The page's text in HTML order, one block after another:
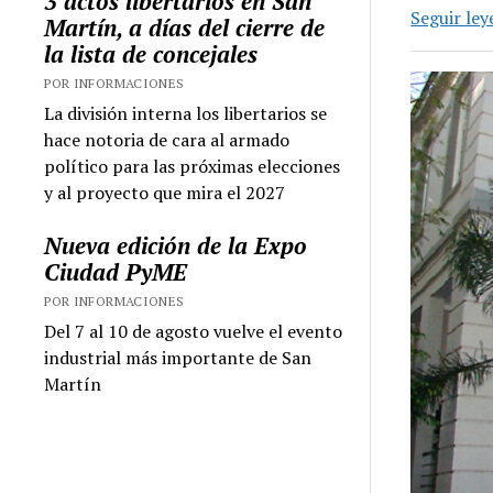
Martín, a días del cierre de
la lista de concejales
POR INFORMACIONES
La división interna los libertarios se
hace notoria de cara al armado
político para las próximas elecciones
y al proyecto que mira el 2027
Nueva edición de la Expo
Ciudad PyME
POR INFORMACIONES
Del 7 al 10 de agosto vuelve el evento
industrial más importante de San
Martín
Seguir